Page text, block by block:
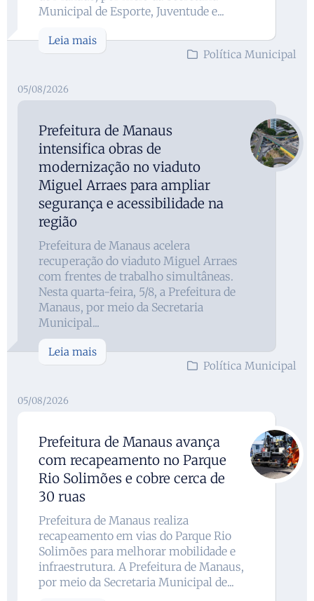
Municipal de Esporte, Juventude e...
Leia mais
Política Municipal
05/08/2026
Prefeitura de Manaus
intensifica obras de
modernização no viaduto
Miguel Arraes para ampliar
segurança e acessibilidade na
região
Prefeitura de Manaus acelera
recuperação do viaduto Miguel Arraes
com frentes de trabalho simultâneas.
Nesta quarta-feira, 5/8, a Prefeitura de
Manaus, por meio da Secretaria
Municipal...
Leia mais
Política Municipal
05/08/2026
Prefeitura de Manaus avança
com recapeamento no Parque
Rio Solimões e cobre cerca de
30 ruas
Prefeitura de Manaus realiza
recapeamento em vias do Parque Rio
Solimões para melhorar mobilidade e
infraestrutura. A Prefeitura de Manaus,
por meio da Secretaria Municipal de...